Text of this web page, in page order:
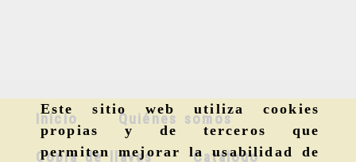
Este sitio web utiliza cookies
propias y de terceros que
permiten mejorar la usabilidad de
Inicio Quiénes somos
Copia de llaves Catálogo